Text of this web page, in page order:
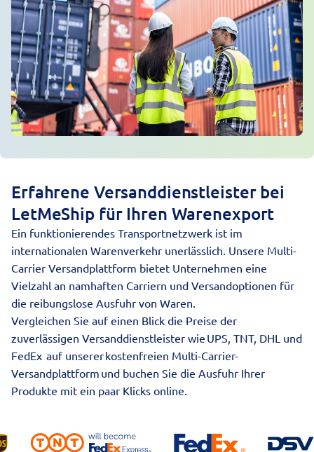
Erfahrene Versanddienstleister bei
LetMeShip für Ihren Warenexport
Ein funktionierendes Transportnetzwerk ist im
internationalen Warenverkehr unerlässlich. Unsere Multi-
Carrier Versandplattform bietet Unternehmen eine
Vielzahl an namhaften Carriern und Versandoptionen für
die reibungslose Ausfuhr von Waren.
Vergleichen Sie auf einen Blick die Preise der
zuverlässigen Versanddienstleister wie UPS, TNT, DHL und
FedEx auf unserer kostenfreien Multi-Carrier-
Versandplattform und buchen Sie die Ausfuhr Ihrer
Produkte mit ein paar Klicks online.